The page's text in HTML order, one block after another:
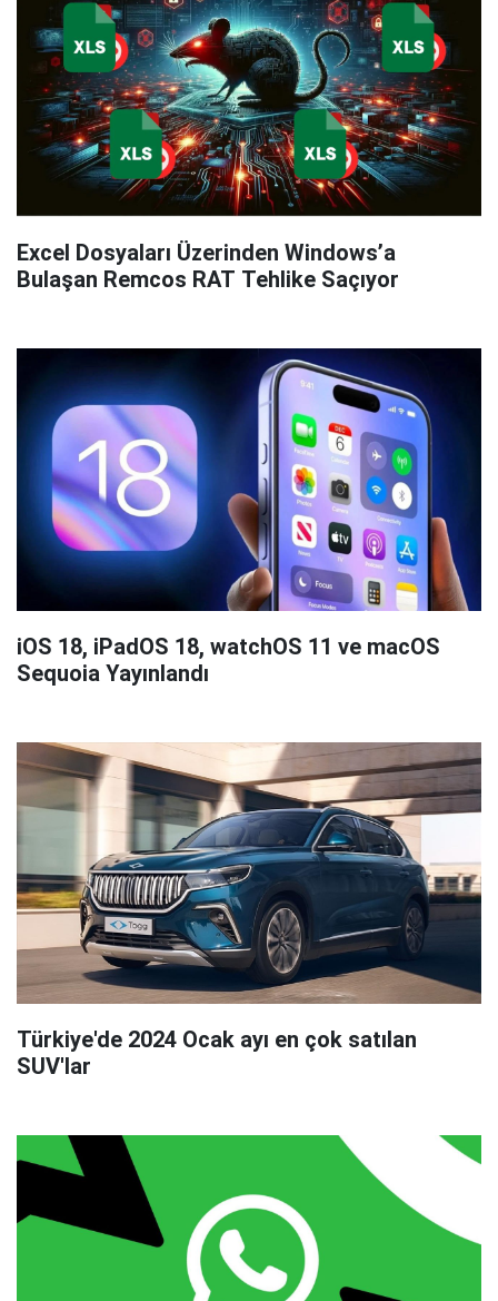
Excel Dosyaları Üzerinden Windows’a
Bulaşan Remcos RAT Tehlike Saçıyor
iOS 18, iPadOS 18, watchOS 11 ve macOS
Sequoia Yayınlandı
Türkiye'de 2024 Ocak ayı en çok satılan
SUV'lar